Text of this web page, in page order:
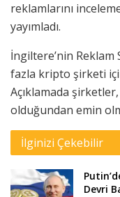
reklamlarını
yayımladı.
İngiltere’nin Reklam
fazla kripto şirketi
Açıklamada
olduğundan emin
İlginizi Çekebilir
Devri